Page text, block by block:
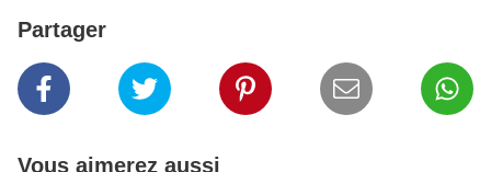
Partager
Vous aimerez aussi